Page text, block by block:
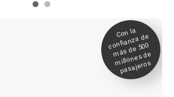
Con la
confianza de
más de 500
millones de
pasajeros